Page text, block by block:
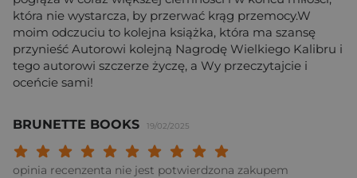
która nie wystarcza, by przerwać krąg przemocy.W
moim odczuciu to kolejna książka, która ma szansę
przynieść Autorowi kolejną Nagrodę Wielkiego Kalibru i
tego autorowi szczerze życzę, a Wy przeczytajcie i
oceńcie sami!
BRUNETTE BOOKS 19/02/2025
Twoja ocena:
Twoja ocena: Wybitna 9/
Twoja ocena: Rewelacyjna 8/
Twoja ocena: Bardzo dobra 7/10"
Twoja ocena: Dobra 6/10"
Twoja ocena: Przeciętna 5/10"
Twoja ocena: Może być 4/10"
Twoja ocena: Słaba 3/10"
Twoja ocena: Bardzo słaba 2/10"
Twoja ocena: Beznadziejna 1/10"
opinia recenzenta nie jest potwierdzona zakupem